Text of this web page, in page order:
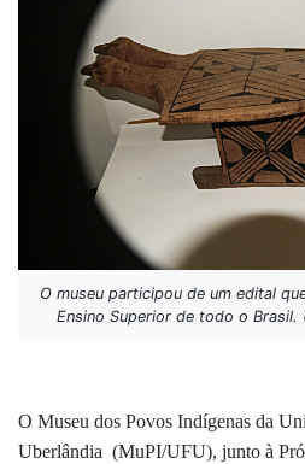
O museu participou de um edital
Ensino Superior de todo o Brasil.
O Museu dos Povos Indígenas da
Uberlândia (MuPI/UFU), junto à